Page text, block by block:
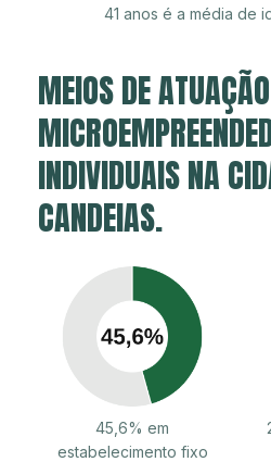
41 anos é a média de
MEIOS DE
INDIVIDUAIS NA
CANDEIAS.
45,6% em
estabelecimento fixo